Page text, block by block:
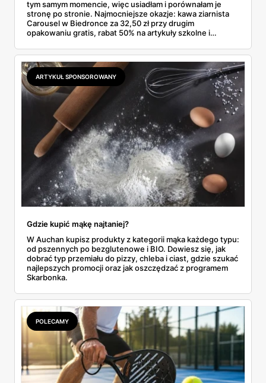
tym samym momencie, więc usiadłam i porównałam je
stronę po stronie. Najmocniejsze okazje: kawa ziarnista
Carousel w Biedronce za 32,50 zł przy drugim
opakowaniu gratis, rabat 50% na artykuły szkolne i
2,99 zł za kilogram, ale wyłącznie w sobotę z aplikacją. Aldi
odpowiada masłem za 2,99 zł. Werdykt w skrócie:
najwięcej wyciśniesz z Biedronki, po świeże warzywa jedź
do Aldi.
ARTYKUŁ SPONSOROWANY
Gdzie kupić mąkę najtaniej?
W Auchan kupisz produkty z kategorii mąka każdego typu:
od pszennych po bezglutenowe i BIO. Dowiesz się, jak
dobrać typ przemiału do pizzy, chleba i ciast, gdzie szukać
najlepszych promocji oraz jak oszczędzać z programem
Skarbonka.
POLECAMY